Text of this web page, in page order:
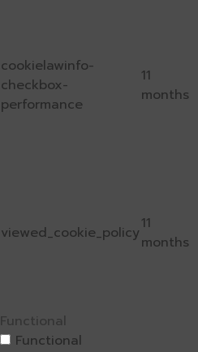
cookielawinfo-
checkbox-
performance
11
months
viewed_cookie_policy11
months
Functional
Functional